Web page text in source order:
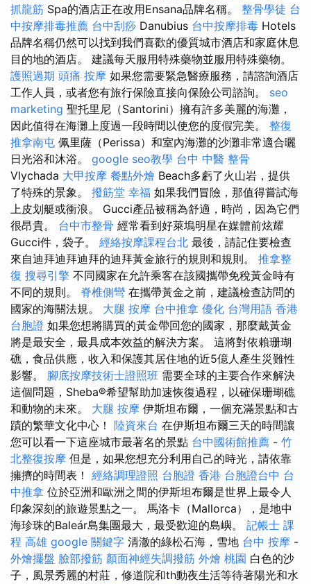
抓龍筋 Spa的酒店正在改用Ensana品牌名稱。 整骨學徒 台
中按摩排毒推薦 台中刮痧 Danubius 台中按摩排毒 Hotels
品牌名稱仍然可以找到我們喜歡的優質城市酒店和家庭休息
目的地的酒店。 建議每天服用特殊藥物並服用特殊藥物。
護照過期 頭痛 按摩 如果您需要緊急醫療服務，請諮詢酒店
工作人員，或者您有旅行保險直接向保險公司諮詢。 seo
marketing 聖托里尼（Santorini）擁有許多美麗的海灘，
因此值得在海灘上度過一段時間以使您的度假完美。 整復
推拿南屯 佩里薩（Perissa）和室內海灘的沙灘非常適合曬
日光浴和沐浴。 google seo教學 台中 中醫 整骨
Vlychada 大甲按摩 餐點外燴 Beach多虧了火山岩，提供
了特殊的景象。 撥筋堂 幸福 如果我們冒險，那值得嘗試海
上皮划艇或衝浪。 Gucci產品被稱為舒適，時尚，因為它們
很昂貴。 台中市整骨 經常看到好萊塢明星在媒體前炫耀
Gucci件，袋子。 經絡按摩課程台北 最後，請記住要檢查
來自迪拜迪拜迪拜的迪拜黃金旅行的規則和規則。 推拿整
復 搜尋引擎 不同國家在允許乘客在該國攜帶免稅黃金時有
不同的規則。 脊椎側彎 在攜帶黃金之前，建議檢查訪問的
國家的海關法規。 大腿 按摩 台中推拿 優化 台灣用語 香港
台胞證 如果您想將購買的黃金帶回您的國家，那麼戴黃金
將是最安全，最具成本效益的解決方案。 這將對依賴珊瑚
礁，食品供應，收入和保護其居住地的近5億人產生災難性
影響。 腳底按摩技術士證照班 需要全球的主要合作來解決
這個問題，Sheba®希望幫助加速​​恢復過程，以確保珊瑚礁
和動物的未來。 大腿 按摩 伊斯坦布爾，一個充滿景點和古
蹟的繁華文化中心！ 陸資來台 在伊斯坦布爾三天的時間讓
您可以看一下這座城市最著名的景點 台中國術館推薦 - 竹
北整復按摩 但是，如果您想充分利用自己的時光，請依靠
擁擠的時間表！ 經絡調理證照 台胞證 香港 台胞證台中 台
中推拿 位於亞洲和歐洲之間的伊斯坦布爾是世界上最令人
印象深刻的旅遊景點之一。 馬洛卡（Mallorca），是地中
海珍珠的Baleár島集團最大，最受歡迎的島嶼。 記帳士 課
程 高雄 google 關鍵字 清澈的綠松石海，雪地 台中 按摩 -
外燴擺盤 臉部撥筋 顏面神經失調撥筋 外燴 桃園 白色的沙
子，風景秀麗的村莊，修道院和th動夜生活等待著陽光和水